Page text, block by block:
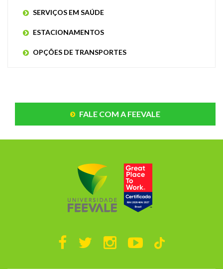
SERVIÇOS EM SAÚDE
ESTACIONAMENTOS
OPÇÕES DE TRANSPORTES
FALE COM A FEEVALE